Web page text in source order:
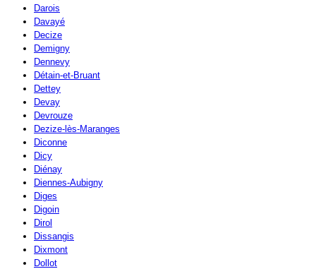
Darois
Davayé
Decize
Demigny
Dennevy
Détain-et-Bruant
Dettey
Devay
Devrouze
Dezize-lès-Maranges
Diconne
Dicy
Diénay
Diennes-Aubigny
Diges
Digoin
Dirol
Dissangis
Dixmont
Dollot